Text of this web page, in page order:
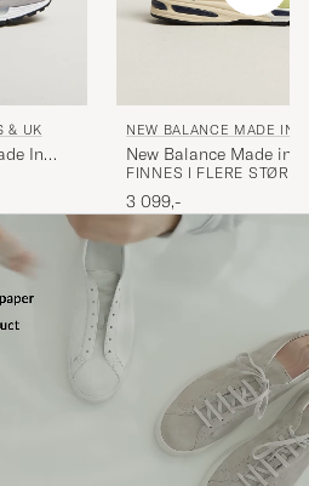
& UK
In
NEW BALANCE MADE IN
New Balance Made in
991v2 Green Banana
FINNES I FLERE
3 099,-